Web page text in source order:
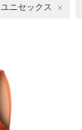
ユニセックス